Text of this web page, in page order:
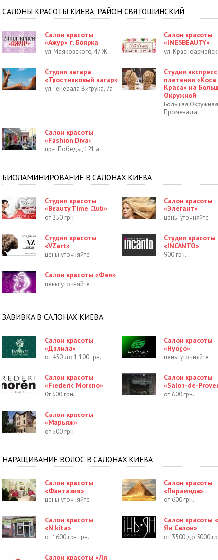
САЛОНЫ КРАСОТЫ КИЕВА, РАЙОН СВЯТОШИНСКИЙ
Салон красоты
«Ажур» г. Боярка
ул. Маяковского, 47 Ж
Салон красоты
«INESBEAUTY»
ул.
Студия загара
«Тростниковый загар»
ул. Генерала Витрука, 7а
Студия экспресс
плетения «Коса
Краса» на
Окружной
Большая
Променада
Салон красоты
«Fashion Diva»
пр-т Победы, 121 а
БИОЛАМИНИРОВАНИЕ В САЛОНАХ КИЕВА
Студия красоты
«Beauty Time Club»
от 250 грн.
Салон красоты
«Элегант»
цены уточняйте
Студия красоты
«VZart»
цены уточняйте
Студия красоты
«INCANTO»
900 грн.
Салон красоты «Фея»
цены уточняйте
ЗАВИВКА В САЛОНАХ КИЕВА
Салон красоты
«Далила»
от 450 до 1 100 грн.
Салон красоты
«Hyogo»
цены уточняйте
Салон красоты
«Frederic Moreno»
0т 600 грн.
Салон красоты
«Salon-de-
от 600 грн.
Салон красоты
«Марьяж»
от 500 грн.
НАРАЩИВАНИЕ ВОЛОС В САЛОНАХ КИЕВА
Салон красоты
«Фантазия»
цены уточняйте
Салон красоты
«Пирамида»
от 600 грн.
Салон красоты
«Nikita»
от 1600 грн грн.
Салон красоты
Ян Салон»
от 3500 до 5000
Салон красоты «Ля